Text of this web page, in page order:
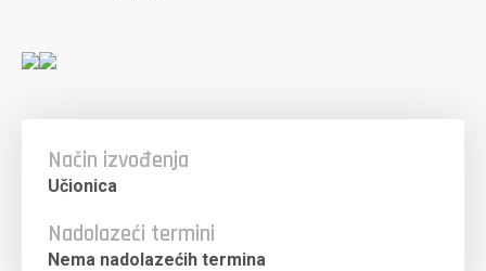
Način izvođenja
Učionica
Nadolazeći termini
Nema nadolazećih termina